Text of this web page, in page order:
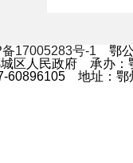
17005283号-1 鄂公
城区人民政府 承办
60896105 地址：